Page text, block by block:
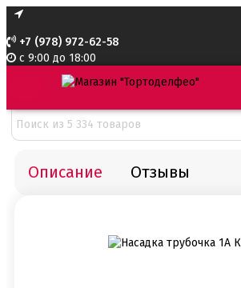
+7 (978) 972-62-58
с 9:00 до 18:00
Описание Отзывы